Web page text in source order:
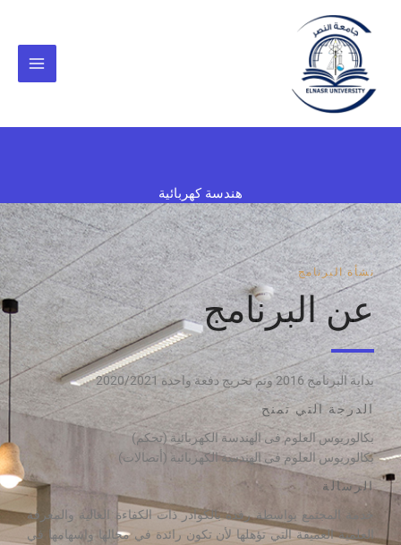
المحتوى
هندسة كهربائية
نشأة البرنامج
عن البرنامج
بداية البرنامج 2016 وتم تخريج دفعة واحدة 2020/2021
الدرجة التي تمنح
بكالوريوس العلوم فى الهندسة الكهربائية (تحكم)
بكالوريوس العلوم فى الهندسة الكهربائية (أتصالات)
الرسالة
خدمة المجتمع بواسطة رفده بالكوادر ذات الكفاءة العالیة والمعرفة
العلمیة العمیقة التي تؤهلها لأن تكون رائدة في مجالها واسهامها في